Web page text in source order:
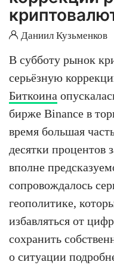
Даниил Кузьменков
В субботу рынок
серьёзную
Биткоина
бирже Binance в
время большая
десятки процентов
вполне
сопровождалось
геополитике,
избавляться от
сохранить
о ситуации